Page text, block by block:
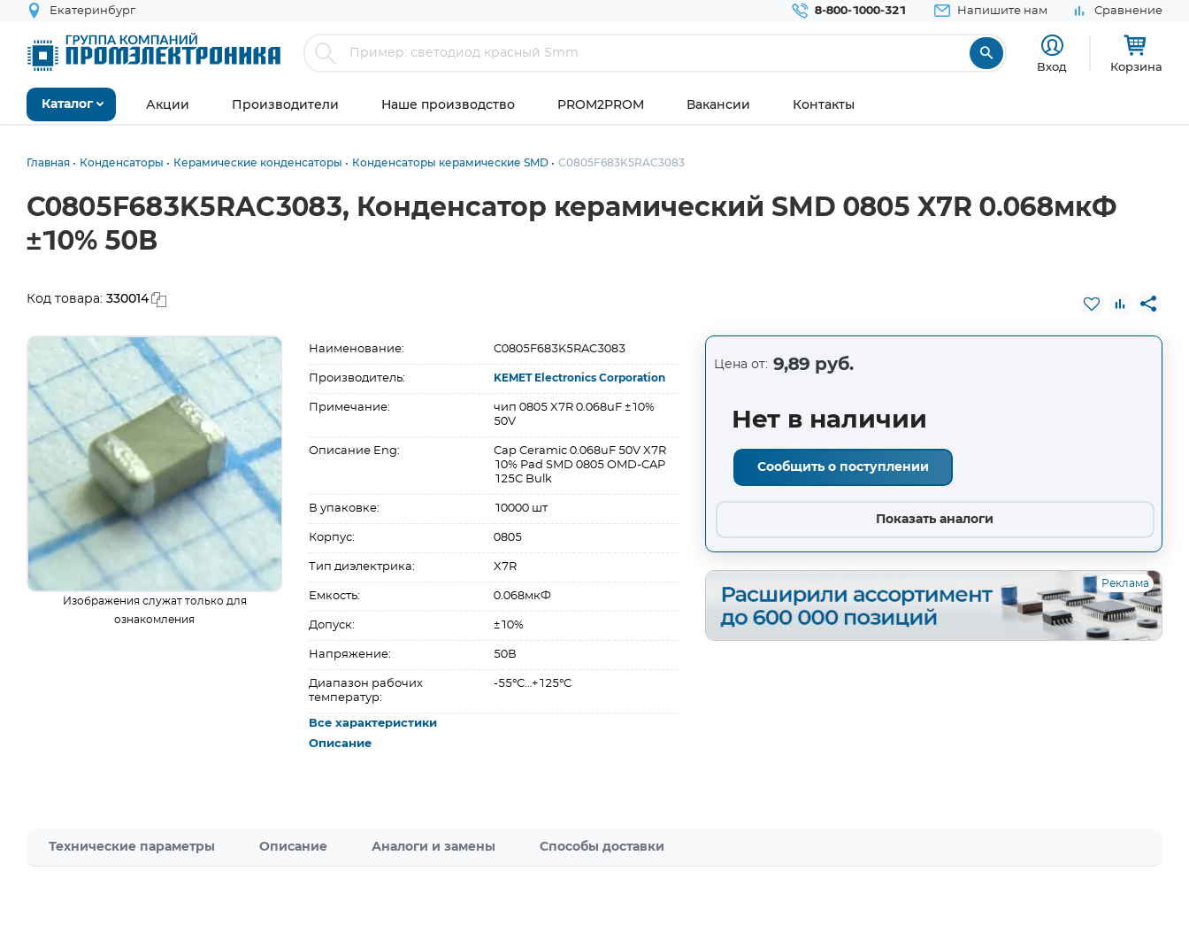
Екатеринбург 8-800-1000-321 Напишите нам Сравнение
Вход Корзина
Каталог Акции Производители Наше производство PROM2PROM Вакансии Контакты
Главная Конденсаторы Керамические конденсаторы Конденсаторы керамические SMD C0805F683K5RAC3083
C0805F683K5RAC3083, Конденсатор керамический SMD 0805 X7R 0.068мкФ
±10% 50В
Код товара: 330014
Изображения служат только для
ознакомления
Наименование: C0805F683K5RAC3083
Производитель: KEMET Electronics Corporation
Примечание:
чип 0805 X7R 0.068uF ±10%
50V
Описание Eng:
Cap Ceramic 0.068uF 50V X7R
10% Pad SMD 0805 OMD-CAP
125C Bulk
В упаковке: 10000 шт
Корпус: 0805
Тип диэлектрика: X7R
Емкость: 0.068мкФ
Допуск: ±10%
Напряжение: 50В
Диапазон рабочих
температур:
-55°C…+125°C
Все характеристики
Описание
Цена от: 9,89 руб.
Нет в наличии
Сообщить о поступлении
Показать аналоги
Реклама
Технические параметры Описание Аналоги и замены Способы доставки